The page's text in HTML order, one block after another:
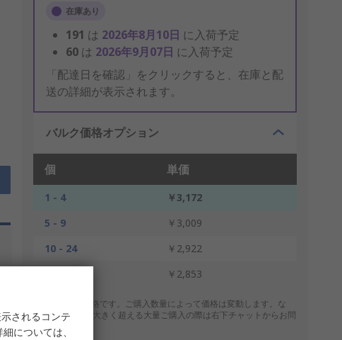
在庫あり
191 は 2026年8月10日 に入荷予定
60 は 2026年9月07日 に入荷予定
「配達日を確認」をクリックすると、在庫と配
送の詳細が表示されます。
バルク価格オプション
個 単価
1 - 4
￥3,172
5 - 9
￥3,009
10 - 24
￥2,922
￥2,853
* 表示は参考価格です。ご購入数量によって価格は変動します。な
お、上記数量を大きく超える大量ご購入の際は右下チャットからお問
合せください。
されるコンテ
については、